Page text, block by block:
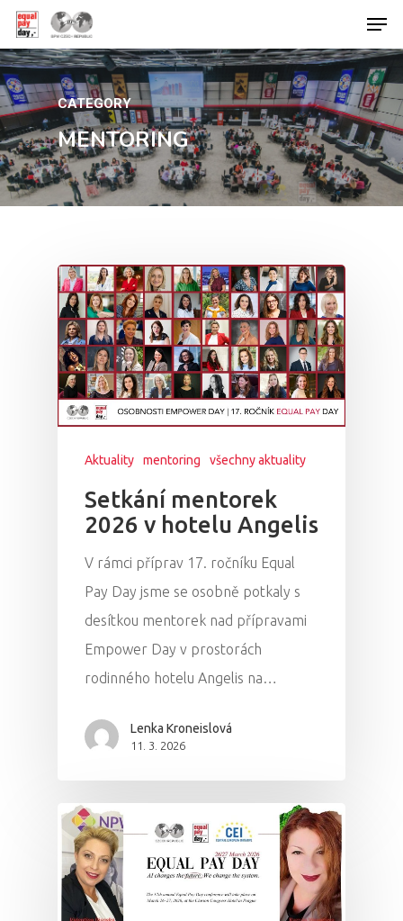
Hit enter to search or ESC to close
CATEGORY
MENTORING
Aktuality mentoring všechny aktuality
Setkání mentorek
2026 v hotelu Angelis
V rámci příprav 17. ročníku Equal
Pay Day jsme se osobně potkaly s
desítkou mentorek nad přípravami
Empower Day v prostorách
rodinného hotelu Angelis na…
Lenka Kroneislová
11. 3. 2026